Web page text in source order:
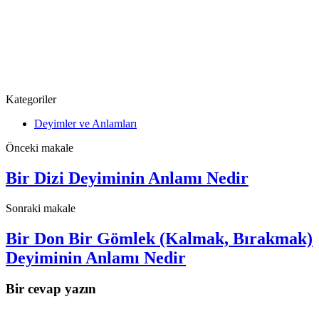
Kategoriler
Deyimler ve Anlamları
Önceki makale
Bir Dizi Deyiminin Anlamı Nedir
Sonraki makale
Bir Don Bir Gömlek (Kalmak, Bırakmak)
Deyiminin Anlamı Nedir
Bir cevap yazın